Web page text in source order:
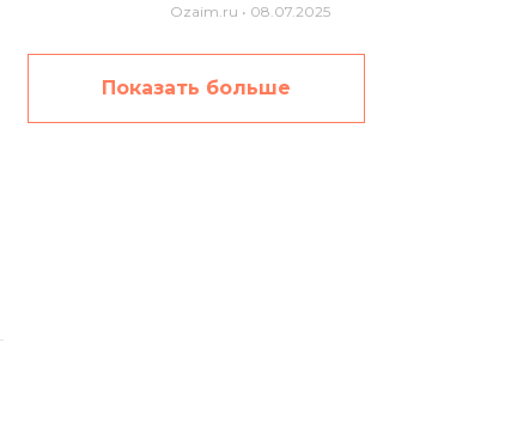
Ozaim.ru 08.07.2025
Показать больше